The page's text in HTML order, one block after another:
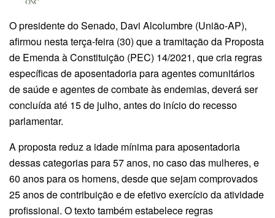
O presidente do Senado, Davi Alcolumbre (União-AP),
afirmou nesta terça-feira (30) que a tramitação da Proposta
de Emenda à Constituição (PEC) 14/2021, que cria regras
específicas de aposentadoria para agentes comunitários
de saúde e agentes de combate às endemias, deverá ser
concluída até 15 de julho, antes do início do recesso
parlamentar.
A proposta reduz a idade mínima para aposentadoria
dessas categorias para 57 anos, no caso das mulheres, e
60 anos para os homens, desde que sejam comprovados
25 anos de contribuição e de efetivo exercício da atividade
profissional. O texto também estabelece regras